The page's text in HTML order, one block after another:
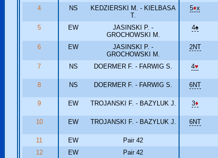
4 NS
KEDZIERSKI M. - KIELBASA
T.
5♦x
5 EW
JASINSKI P. -
GROCHOWSKI M.
4♠
6 EW
JASINSKI P. -
GROCHOWSKI M.
2NT
7 NS DOERMER F. - FARWIG S. 4♥
8 NS DOERMER F. - FARWIG S. 6NT
9 EW TROJANSKI F. - BAZYLUK J. 3♦
10 EW TROJANSKI F. - BAZYLUK J. 6NT
11 EW
Pair 42
12
EW
Pair 42